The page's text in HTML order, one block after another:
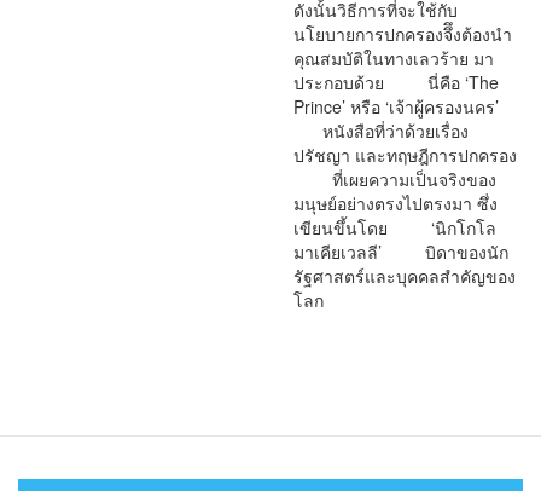
ดังนั้นวิธีการที่จะใช้กับ
นโยบายการปกครองจึึงต้องนำ
คุณสมบัติในทางเลวร้าย มา
ประกอบด้วย นี่คือ ‘The
Prince’ หรือ ‘เจ้าผู้ครองนคร’
หนังสือที่ว่าด้วยเรื่อง
ปรัชญา และทฤษฎีการปกครอง
ที่เผยความเป็นจริงของ
มนุษย์อย่างตรงไปตรงมา ซึ่ง
เขียนขึ้นโดย ‘นิกโกโล
มาเคียเวลลี’ บิดาของนัก
รัฐศาสตร์และบุคคลสำคัญของ
โลก